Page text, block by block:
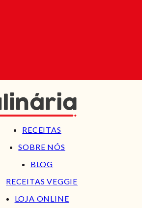
RECEITAS
SOBRE NÓS
BLOG
RECEITAS VEGGIE
LOJA ONLINE